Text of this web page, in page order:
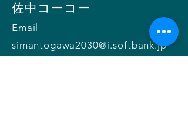
​佐中コーコー
Email -
simantogawa2030@i.softbank.jp